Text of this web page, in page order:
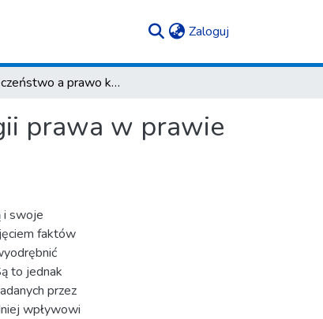
Zaloguj
Społeczeństwo a prawo konstytucyjne. O roli socjologii prawa w prawie konstytucyjnym
prawa w prawie
i swoje
faktów
to jednak
przez
wpływowi